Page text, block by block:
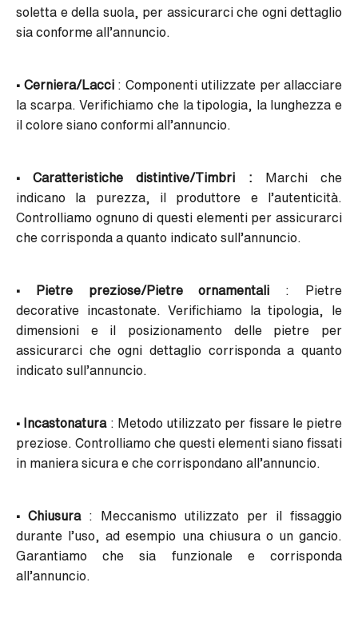
soletta e della suola, per assicurarci che ogni dettaglio
sia conforme all’annuncio.
• Cerniera/Lacci: Componenti utilizzate per allacciare
la scarpa. Verifichiamo che la tipologia, la lunghezza e
il colore siano conformi all’annuncio.
• Caratteristiche distintive/Timbri : Marchi che
indicano la purezza, il produttore e l’autenticità.
Controlliamo ognuno di questi elementi per assicurarci
che corrisponda a quanto indicato sull’annuncio.
• Pietre preziose/Pietre ornamentali : Pietre
decorative incastonate. Verifichiamo la tipologia, le
dimensioni e il posizionamento delle pietre per
assicurarci che ogni dettaglio corrisponda a quanto
indicato sull’annuncio.
• Incastonatura : Metodo utilizzato per fissare le pietre
preziose. Controlliamo che questi elementi siano fissati
in maniera sicura e che corrispondano all’annuncio.
• Chiusura: Meccanismo utilizzato per il fissaggio
durante l’uso, ad esempio una chiusura o un gancio.
Garantiamo che sia funzionale e corrisponda
all’annuncio.